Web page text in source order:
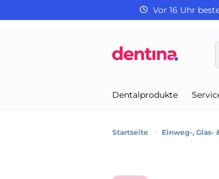
Vor 16 Uhr
Dentalprodukte
Startseite > Einweg-, Glas-